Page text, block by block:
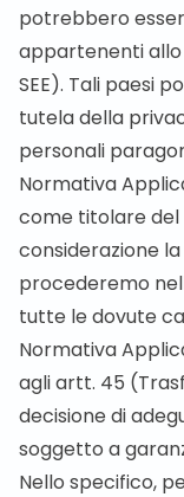
potrebbero
appartenenti allo
SEE). Tali paesi
tutela della
personali
Normativa
come titolare
considerazione
procederemo
tutte le dovute
Normativa
agli artt. 45
decisione di
soggetto a
Nello specifico,